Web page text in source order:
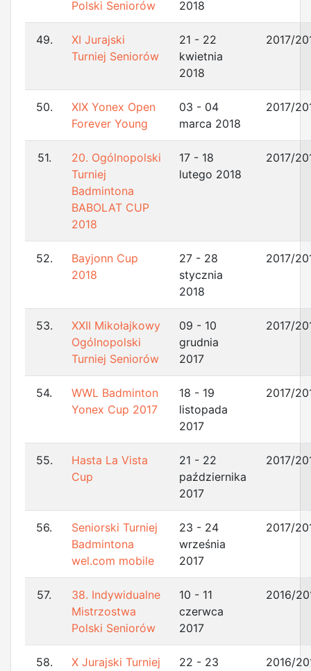
Polski Seniorów 2018
49.
XI Jurajski
Turniej Seniorów
21 - 22
kwietnia
2018
2017/
50.
XIX Yonex Open
Forever Young
03 - 04
marca 2018
2017/
51.
20. Ogólnopolski
Turniej
Badmintona
BABOLAT CUP
2018
17 - 18
lutego 2018
2017/
52.
Bayjonn Cup
2018
27 - 28
stycznia
2018
2017/
53.
XXII Mikołajkowy
Ogólnopolski
Turniej Seniorów
09 - 10
grudnia
2017
2017/
54.
WWL Badminton
Yonex Cup 2017
18 - 19
listopada
2017
2017/
55.
Hasta La Vista
Cup
21 - 22
października
2017
2017/
56.
Seniorski Turniej
Badmintona
wel.com mobile
23 - 24
września
2017
2017/
57.
38. Indywidualne
Mistrzostwa
Polski Seniorów
10 - 11
czerwca
2017
2016/
58.
X Jurajski Turniej
22 - 23
2016/